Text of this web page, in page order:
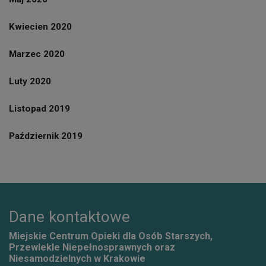
Kwiecien 2020
Marzec 2020
Luty 2020
Listopad 2019
Październik 2019
Dane kontaktowe
Miejskie Centrum Opieki dla Osób Starszych,
Przewlekle Niepełnosprawnych oraz
Niesamodzielnych w Krakowie